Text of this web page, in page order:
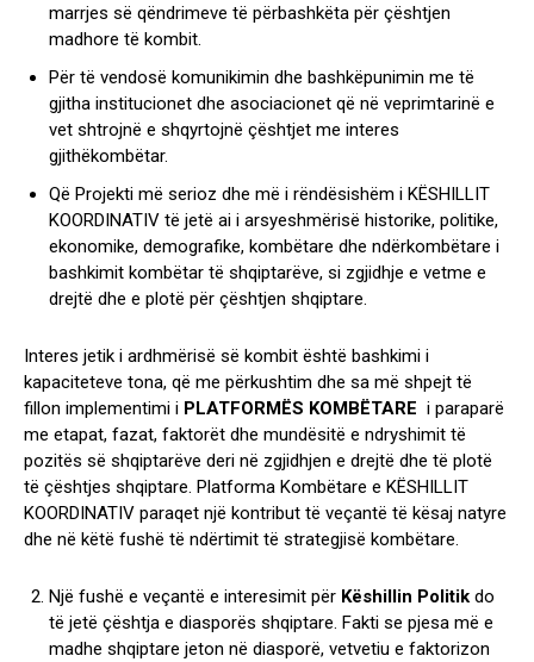
marrjes së qëndrimeve të përbashkëta për çështjen
madhore të kombit.
Për të vendosë komunikimin dhe bashkëpunimin me të
gjitha institucionet dhe asociacionet që në veprimtarinë e
vet shtrojnë e shqyrtojnë çështjet me interes
gjithëkombëtar.
Që Projekti më serioz dhe më i rëndësishëm i KËSHILLIT
KOORDINATIV të jetë ai i arsyeshmërisë historike, politike,
ekonomike, demografike, kombëtare dhe ndërkombëtare i
bashkimit kombëtar të shqiptarëve, si zgjidhje e vetme e
drejtë dhe e plotë për çështjen shqiptare.
Interes jetik i ardhmërisë së kombit është bashkimi i
kapaciteteve tona, që me përkushtim dhe sa më shpejt të
fillon implementimi i PLATFORMËS KOMBËTARE i paraparë
me etapat, fazat, faktorët dhe mundësitë e ndryshimit të
pozitës së shqiptarëve deri në zgjidhjen e drejtë dhe të plotë
të çështjes shqiptare. Platforma Kombëtare e KËSHILLIT
KOORDINATIV paraqet një kontribut të veçantë të kësaj natyre
dhe në këtë fushë të ndërtimit të strategjisë kombëtare.
Një fushë e veçantë e interesimit për Këshillin Politik do
të jetë çështja e diasporës shqiptare. Fakti se pjesa më e
madhe shqiptare jeton në diasporë, vetvetiu e faktorizon